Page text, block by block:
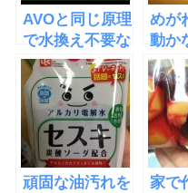
AVOと同じ原理
で水換え不要な
水槽
「EcoQube
C」
めが
動か
時の
頑固な油汚れを
家で